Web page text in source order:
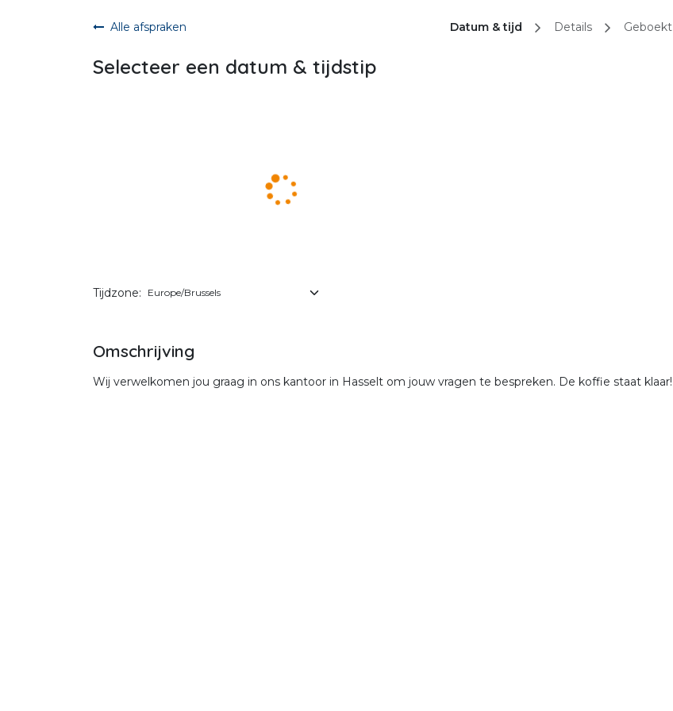
Alle afspraken
Datum & tijd Details Geboekt
Selecteer een datum & tijdstip
Tijdzone:
Omschrijving
Wij verwelkomen jou graag in ons kantoor in Hasselt om jouw vragen te bespreken. De koffie staat klaar!